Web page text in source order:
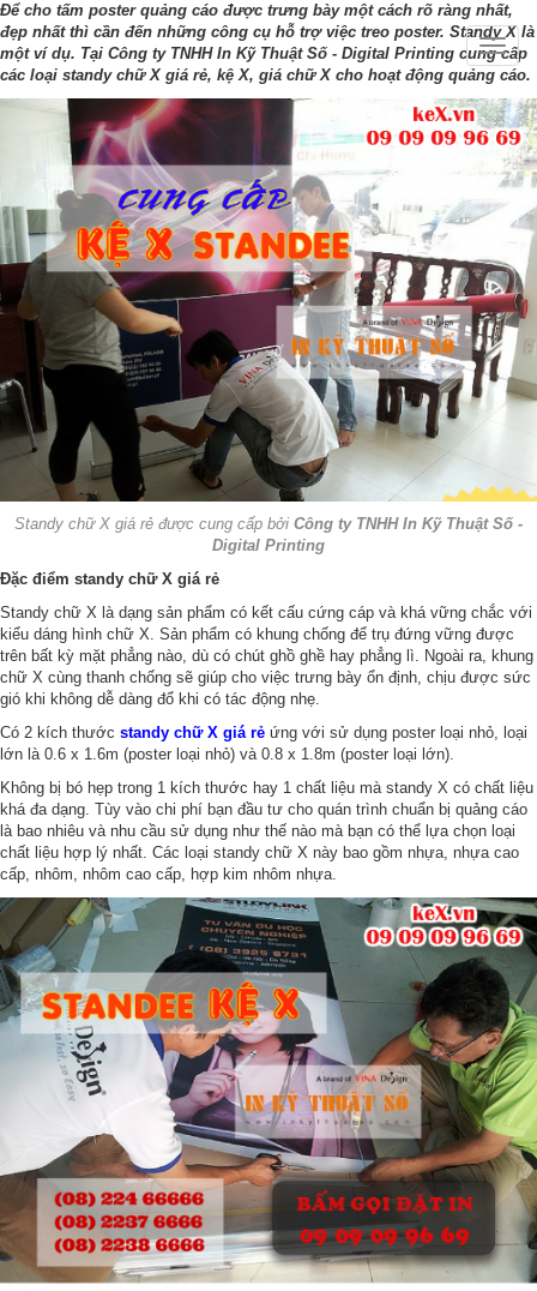
Để cho tấm poster quảng cáo được trưng bày một cách rõ ràng nhất,
đẹp nhất thì cần đến những công cụ hỗ trợ việc treo poster. Standy X là
một ví dụ. Tại Công ty TNHH In Kỹ Thuật Số - Digital Printing cung cấp
các loại standy chữ X giá rẻ, kệ X, giá chữ X cho hoạt động quảng cáo.
Standy chữ X giá rẻ được cung cấp bởi Công ty TNHH In Kỹ Thuật Số -
Digital Printing
Đặc điểm standy chữ X giá rẻ
Standy chữ X là dạng sản phẩm có kết cấu cứng cáp và khá vững chắc với
kiểu dáng hình chữ X. Sản phẩm có khung chống để trụ đứng vững được
trên bất kỳ mặt phẳng nào, dù có chút ghồ ghề hay phẳng lì. Ngoài ra, khung
chữ X cùng thanh chống sẽ giúp cho việc trưng bày ổn định, chịu được sức
gió khi không dễ dàng đổ khi có tác động nhẹ.
Có 2 kích thước standy chữ X giá rẻ ứng với sử dụng poster loại nhỏ, loại
lớn là 0.6 x 1.6m (poster loại nhỏ) và 0.8 x 1.8m (poster loại lớn).
Không bị bó hẹp trong 1 kích thước hay 1 chất liệu mà standy X có chất liệu
khá đa dạng. Tùy vào chi phí bạn đầu tư cho quán trình chuẩn bị quảng cáo
là bao nhiêu và nhu cầu sử dụng như thế nào mà bạn có thể lựa chọn loại
chất liệu hợp lý nhất. Các loại standy chữ X này bao gồm nhựa, nhựa cao
cấp, nhôm, nhôm cao cấp, hợp kim nhôm nhựa.
Toggle